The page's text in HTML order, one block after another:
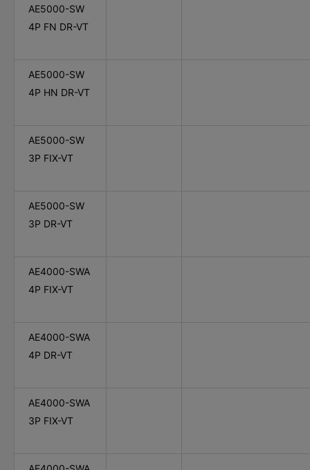
AE5000-SW
4P FN DR-VT
AE5000-SW
4P HN DR-VT
AE5000-SW
3P FIX-VT
AE5000-SW
3P DR-VT
AE4000-SWA
4P FIX-VT
AE4000-SWA
4P DR-VT
AE4000-SWA
3P FIX-VT